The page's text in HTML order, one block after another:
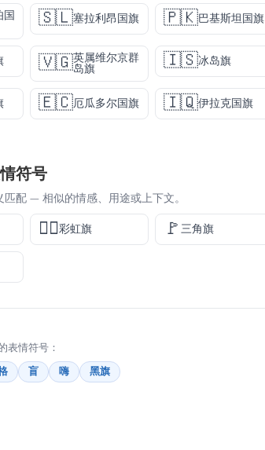
国
🇸🇱塞拉利昂国旗 🇵🇰巴基斯坦国旗
🇻🇬英属维尔京群
岛旗
🇮🇸冰岛旗
🇪🇨厄瓜多尔国旗 🇮🇶伊拉克国旗
符号
配 — 相似的情感、用途或上下文。
🏳️‍🌈彩虹旗 🚩 三角旗
表情符号：
盲 嗨 黑旗